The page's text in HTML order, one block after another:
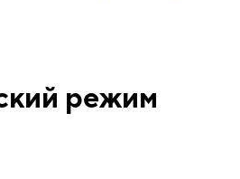
режим